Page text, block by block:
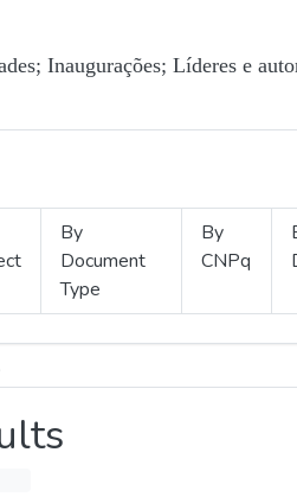
Inaugurações; Líderes e
By
Document
Type
By
CNPq